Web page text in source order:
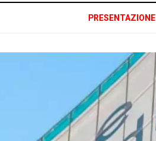
PRESENTAZIONE